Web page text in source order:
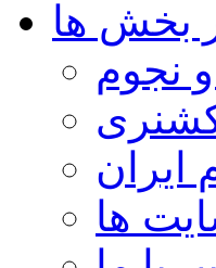
بخش ها
نجوم
ایران
ها